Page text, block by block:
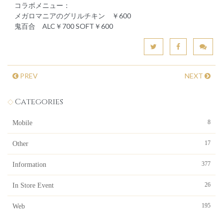
コラボメニュー：
メガロマニアのグリルチキン ￥600
鬼百合 ALC￥700 SOFT￥600
PREV NEXT
Categories
Mobile 8
Other 17
Information 377
In Store Event 26
Web 195